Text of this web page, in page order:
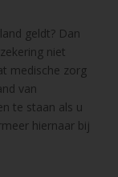
geldt? Dan
niet
medische zorg
van
te staan als u
hiernaar bij